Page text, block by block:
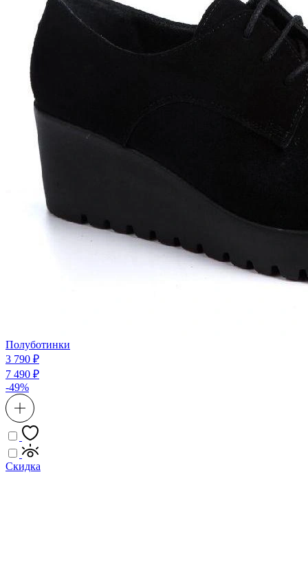
Полуботинки
3 790 ₽
7 490 ₽
-49%
Скидка